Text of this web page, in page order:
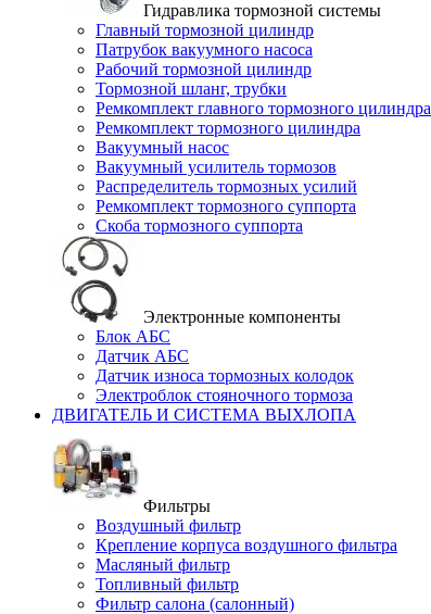
Гидравлика тормозной системы
Главный тормозной цилиндр
Патрубок вакуумного насоса
Рабочий тормозной цилиндр
Тормозной шланг, трубки
Ремкомплект главного тормозного цилиндра
Ремкомплект тормозного цилиндра
Вакуумный насос
Вакуумный усилитель тормозов
Распределитель тормозных усилий
Ремкомплект тормозного суппорта
Скоба тормозного суппорта
Электронные компоненты
Блок АБС
Датчик АБС
Датчик износа тормозных колодок
Электроблок стояночного тормоза
ДВИГАТЕЛЬ И СИСТЕМА ВЫХЛОПА
Фильтры
Воздушный фильтр
Крепление корпуса воздушного фильтра
Масляный фильтр
Топливный фильтр
Фильтр салона (салонный)